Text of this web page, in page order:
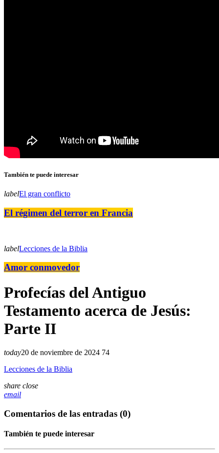
También te puede interesar
labelEl gran conflicto
El régimen del terror en Francia
labelLecciones de la Biblia
Amor conmovedor
Profecías del Antiguo
Testamento acerca de Jesús:
Parte II
today20 de noviembre de 2024 74
Lecciones de la Biblia
share close
email
Comentarios de las entradas (0)
También te puede interesar